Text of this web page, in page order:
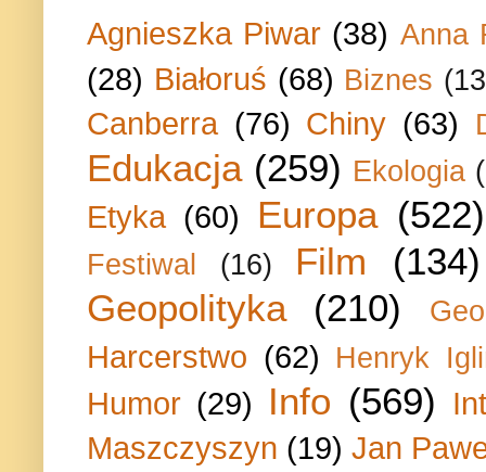
Agnieszka Piwar (38) Anna
(28) Białoruś (68) Biznes
Canberra (76) Chiny (63)
Edukacja (259) Ekologia
Etyka (60) Europa (522)
Festiwal (16) Film
(134)
Geopolityka
(210)
Harcerstwo (62) Henryk
Humor (29) Info (569)
Maszczyszyn (19) Jan